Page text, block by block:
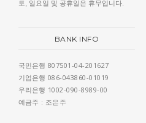
토, 일요일 및 공휴일은 휴무입니다.
BANK INFO
국민은행 807501-04-201627
기업은행 086-043860-01019
우리은행 1002-090-8989-00
예금주 : 조은주